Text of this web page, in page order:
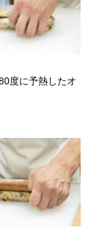
度に予熱したオ